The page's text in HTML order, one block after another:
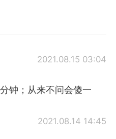
2021.08.15 03:04
钟；从来不问会傻一
2021.08.14 14:45